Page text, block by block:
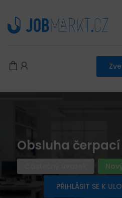
Obsluha
PŘIHLÁSIT SE K